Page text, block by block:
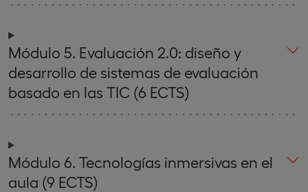
Módulo 5. Evaluación 2.0: diseño y
desarrollo de sistemas de evaluación
basado en las TIC (6 ECTS)
Módulo 6. Tecnologías inmersivas en el
aula (9 ECTS)